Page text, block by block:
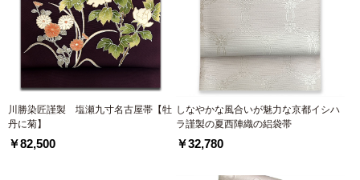
川勝染匠謹製 塩瀬九寸名古屋帯【牡
丹に菊】
￥82,500
しなやかな風合いが魅力な京都イシハ
ラ謹製の夏西陣織の絽袋帯
￥32,780